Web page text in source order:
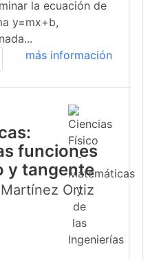
la ecuación de
y=mx+b,
más información
funciones
y tangente
Ortiz